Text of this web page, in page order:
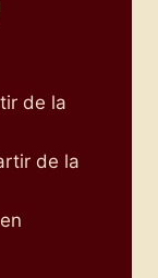
de la
de la